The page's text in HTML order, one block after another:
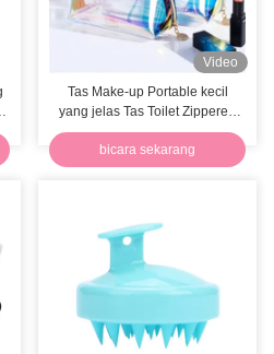
Video
Tas Make-up Portable kecil
yang jelas Tas Toilet Zippered
Waterproof
bicara sekarang